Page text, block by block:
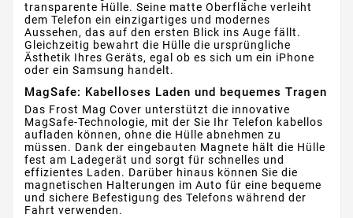
transparente Hülle. Seine matte Oberfläche verleiht
dem Telefon ein einzigartiges und modernes
Aussehen, das auf den ersten Blick ins Auge fällt.
Gleichzeitig bewahrt die Hülle die ursprüngliche
Ästhetik Ihres Geräts, egal ob es sich um ein iPhone
oder ein Samsung handelt.
MagSafe: Kabelloses Laden und bequemes Tragen
Das Frost Mag Cover unterstützt die innovative
MagSafe-Technologie, mit der Sie Ihr Telefon kabellos
aufladen können, ohne die Hülle abnehmen zu
müssen. Dank der eingebauten Magnete hält die Hülle
fest am Ladegerät und sorgt für schnelles und
effizientes Laden. Darüber hinaus können Sie die
magnetischen Halterungen im Auto für eine bequeme
und sichere Befestigung des Telefons während der
Fahrt verwenden.